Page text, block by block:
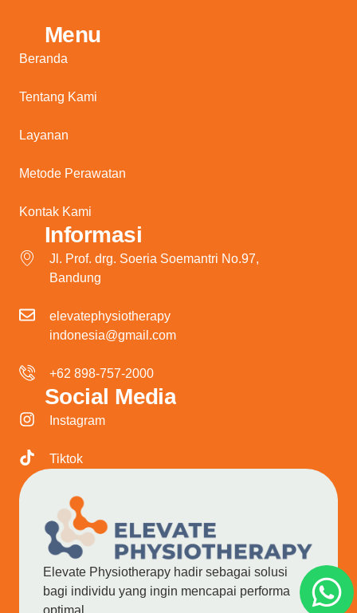
Menu
Beranda
Tentang Kami
Layanan
Metode Perawatan
Kontak Kami
Informasi
Jl. Prof. drg. Soeria Soemantri No.97,
Bandung
elevatephysiotherapy
indonesia@gmail.com
+62 898-757-2000
Social Media
Instagram
Tiktok
Elevate Physiotherapy hadir sebagai solusi
bagi individu yang ingin mencapai performa